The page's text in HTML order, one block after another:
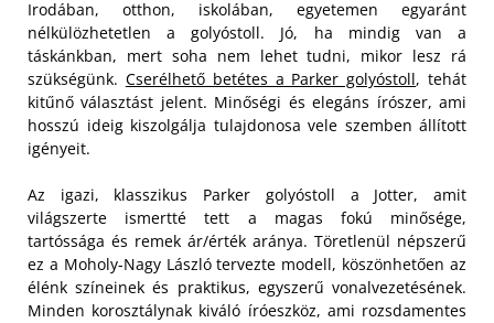
Irodában, otthon, iskolában, egyetemen egyaránt
nélkülözhetetlen a golyóstoll. Jó, ha mindig van a
táskánkban, mert soha nem lehet tudni, mikor lesz rá
szükségünk. Cserélhető betétes a Parker golyóstoll, tehát
kitűnő választást jelent. Minőségi és elegáns írószer, ami
hosszú ideig kiszolgálja tulajdonosa vele szemben állított
igényeit.
Az igazi, klasszikus Parker golyóstoll a Jotter, amit
világszerte ismertté tett a magas fokú minősége,
tartóssága és remek ár/érték aránya. Töretlenül népszerű
ez a Moholy-Nagy László tervezte modell, köszönhetően az
élénk színeinek és praktikus, egyszerű vonalvezetésének.
Minden korosztálynak kiváló íróeszköz, ami rozsdamentes